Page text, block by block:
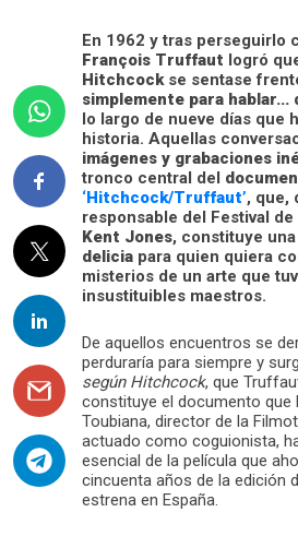
En 1962 y tras perseguirlo
François Truffaut logró
Hitchcockse sentase
simplemente para hablar...
lo largo de nueve días que
historia. Aquellas
imágenes y grabaciones
tronco central del
‘Hitchcock/Truffaut’, que,
responsable del Festival
Kent Jones, constituye una
delicia para quien quiera
misterios de un arte que
insustituibles maestros.
De aquellos encuentros se
perduraría para siempre y
según Hitchcock, que
constituye el documento que
Toubiana, director de la
actuado como coguionista,
esencial de la película que
cincuenta años de la edición
estrena en España.